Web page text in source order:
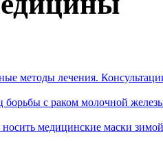
методы лечения.
с раком молочной
медицинские маски зимой